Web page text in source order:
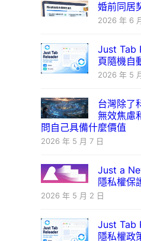
婚前同居
2026 年 6
Just Tab
頁隨機自
2026 年 5
台灣除了
無效焦慮
問自己具備什麼價值
2026 年 5 月 7 日
Just a
隱私權保
2026 年 5 月 2 日
Just Tab
隱私權政